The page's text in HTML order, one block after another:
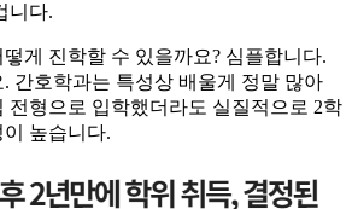
니다.
게 진학할 수 있을까요? 심플합니다.
간호학과는 특성상 배울게 정말 많아
전형으로 입학했더라도 실질적으로 2학
높습니다.